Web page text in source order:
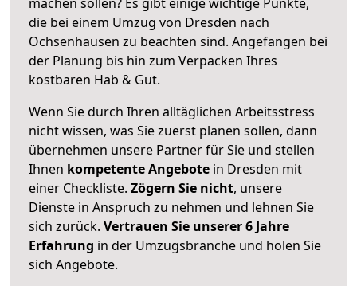
die bei einem Umzug von Dresden nach
Ochsenhausen zu beachten sind. Angefangen bei
der Planung bis hin zum Verpacken Ihres
kostbaren Hab & Gut.
Wenn Sie durch Ihren alltäglichen Arbeitsstress
nicht wissen, was Sie zuerst planen sollen, dann
übernehmen unsere Partner für Sie und stellen
Ihnen kompetente Angebote in Dresden mit
einer Checkliste. Zögern Sie nicht, unsere
Dienste in Anspruch zu nehmen und lehnen Sie
sich zurück. Vertrauen Sie unserer 6 Jahre
Erfahrung in der Umzugsbranche und holen Sie
sich Angebote.